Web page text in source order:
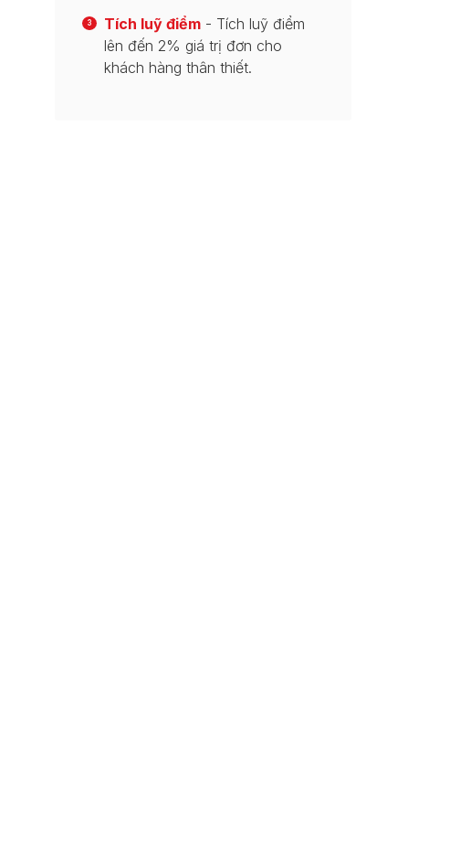
3 Tích luỹ điểm - Tích luỹ điểm
lên đến 2% giá trị đơn cho
khách hàng thân thiết.